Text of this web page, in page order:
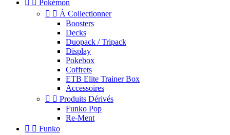
  Pokémon
  À Collectionner
Boosters
Decks
Duopack / Tripack
Display
Pokebox
Coffrets
ETB Elite Trainer Box
Accessoires
  Produits Dérivés
Funko Pop
Re-Ment
  Funko